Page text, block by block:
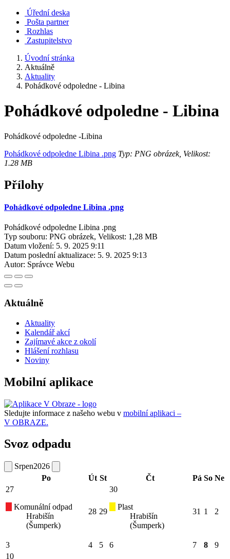
Úřední deska
Pošta partner
Rozhlas
Zastupitelstvo
Úvodní stránka
Aktuálně
Aktuality
Pohádkové odpoledne - Libina
Pohádkové odpoledne - Libina
Pohádkové odpoledne -Libina
Pohádkové odpoledne Libina .png Typ: PNG obrázek, Velikost:
1.28 MB
Přílohy
Pohádkové odpoledne Libina .png
Pohádkové odpoledne Libina .png
Typ souboru: PNG obrázek, Velikost: 1,28 MB
Datum vložení: 5. 9. 2025 9:11
Datum poslední aktualizace: 5. 9. 2025 9:13
Autor: Správce Webu
Aktuálně
Aktuality
Kalendář akcí
Zajímavé akce z okolí
Hlášení rozhlasu
Noviny
Mobilní aplikace
Sledujte informace z našeho webu v mobilní aplikaci –
V OBRAZE.
Svoz odpadu
Srpen2026
Po
Út St Čt Pá So Ne
27
Komunální odpad
Hrabišín
(Šumperk)
28 29
30
Plast
Hrabišín
(Šumperk)
31 1 2
3 4 5 6 7 8
9
10